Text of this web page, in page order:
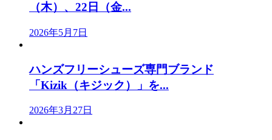
（木）、22日（金...
2026年5月7日
ハンズフリーシューズ専門ブランド
「Kizik（キジック）」を...
2026年3月27日